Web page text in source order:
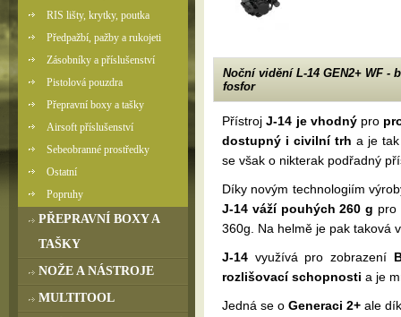
Noční vidění L-14 GEN2+ WF -
fosfor
PřístrojJ-14 je vhodnýpro
dostupný i civilní trh a je
se však o nikterak podřadný
Díky novým technologiím
J-14 váží pouhých 260 g pro
360g. Na helmě je pak taková
J-14 využívá pro zobrazení
rozlišovací schopnosti a je
Jedná se o Generaci 2+ ale
RIS lišty, krytky, poutka
Předpažbí, pažby a rukojeti
Zásobníky a příslušenství
Pistolová pouzdra
Přepravní boxy a tašky
Airsoft příslušenství
Sebeobranné prostředky
Ostatní
Popruhy
PŘEPRAVNÍ BOXY A
TAŠKY
NOŽE A NÁSTROJE
MULTITOOL